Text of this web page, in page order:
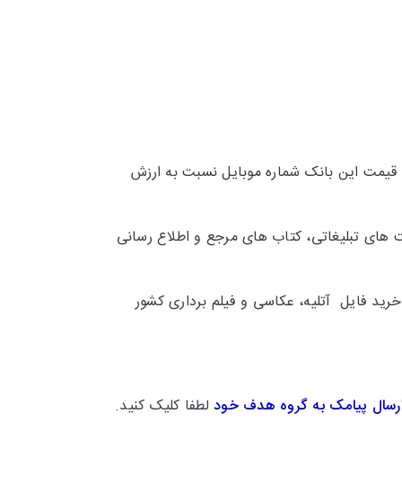
قیمت این بانک شماره موبایل نسبت به ارزش
تبلیغاتی، کتاب های مرجع و اطلاع رسانی
فایل آتلیه، عکاسی و فیلم برداری کشور
پیامک به گروه هدف خود لطفا کلیک کنید.